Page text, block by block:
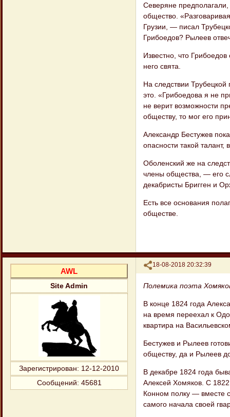
Северяне предполагали,
общество.
Грузии, — писал
Грибоедов? Рылеев
Известно, что
него свята.
На следствии
это. «Грибоедова я не
не верит возможности
обществу, то мог его
Александр Бестужев
опасности такой
Оболенский же на
члены общества, — его
декабристы Бригген и
Есть все основания
обществе.
Поделиться
18-08-2018 20:32:39
AWL
Site Admin
Зарегистрирован: 12-12-2010
Сообщений: 45681
Полемика поэта
В конце 1824 года
на время переехал к
квартира на
Бестужев и Рылеев
обществу, да и Рылеев
В декабре 1824 года
Алексей Хомяков. С
Конном полку — вместе
самого начала своей